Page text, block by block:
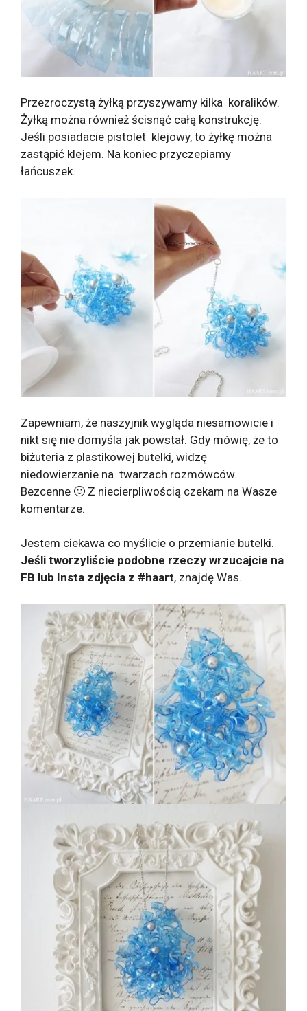
Przezroczystą żyłką przyszywamy kilka koralików.
Żyłką można również ścisnąć całą konstrukcję.
Jeśli posiadacie pistolet klejowy, to żyłkę można
zastąpić klejem. Na koniec przyczepiamy
łańcuszek.
Zapewniam, że naszyjnik wygląda niesamowicie i
nikt się nie domyśla jak powstał. Gdy mówię, że to
biżuteria z plastikowej butelki, widzę
niedowierzanie na twarzach rozmówców.
Bezcenne 🙂 Z niecierpliwością czekam na Wasze
komentarze.
Jestem ciekawa co myślicie o przemianie butelki.
Jeśli tworzyliście podobne rzeczy wrzucajcie na
FB lub Insta zdjęcia z #haart, znajdę Was.